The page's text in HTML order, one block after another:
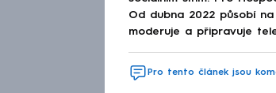
Od dubna 2022 působí
moderuje a připravuje
Pro tento článek jsou